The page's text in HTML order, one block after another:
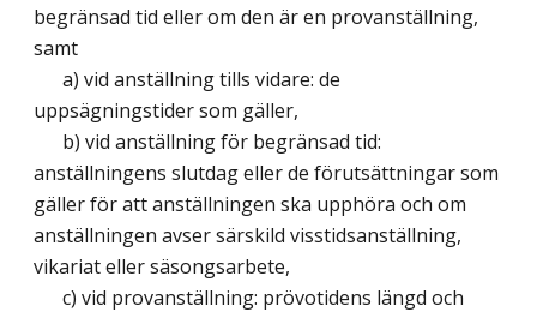
begränsad tid eller om den är en provanställning,
samt
a) vid anställning tills vidare: de
uppsägningstider som gäller,
b) vid anställning för begränsad tid:
anställningens slutdag eller de förutsättningar som
gäller för att anställningen ska upphöra och om
anställningen avser särskild visstidsanställning,
vikariat eller säsongsarbete,
c) vid provanställning: prövotidens längd och